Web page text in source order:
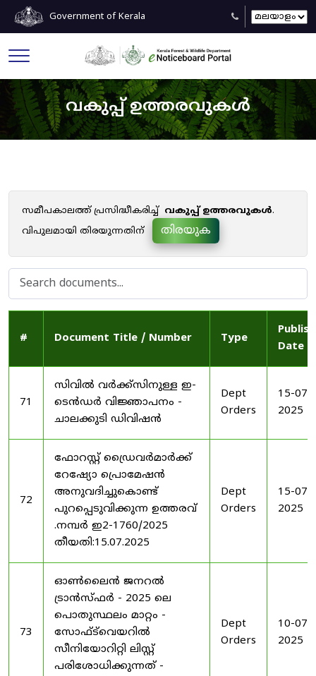
Government of Kerala
വകുപ്പ് ഉത്തരവുകൾ
സമീപകാലത്ത് പ്രസിദ്ധീകരിച്ച് വകുപ്പ് ഉത്തരവുകൾ.
വിപുലമായി തിരയുന്നതിന്
തിരയുക
# Document Title / Number Type
Date
71
സിവിൽ വർക്ക്സിനുള്ള ഇ-
ടെൻഡർ വിജ്ഞാപനം -
ചാലക്കുടി ഡിവിഷൻ
Dept
Orders
15-07-
2025
72
ഫോറസ്റ്റ് ഡ്രൈവർമാർക്ക്
റേഷ്യോ പ്രൊമേഷൻ
അനുവദിച്ചുകൊണ്ട്
പുറപ്പെടുവിക്കുന്ന ഉത്തരവ്
.നമ്പർ ഇ2-1760/2025
തീയതി:15.07.2025
Dept
Orders
15-07-
2025
73
ഓൺലൈൻ ജനറൽ
ട്രാൻസ്ഫർ - 2025 ലെ
പൊതുസ്ഥലം മാറ്റം -
സോഫ്ട്‍വെയറിൽ
സീനിയോറിറ്റി ലിസ്റ്റ്
പരിശോധിക്കുന്നത് -
Dept
Orders
10-07-
2025